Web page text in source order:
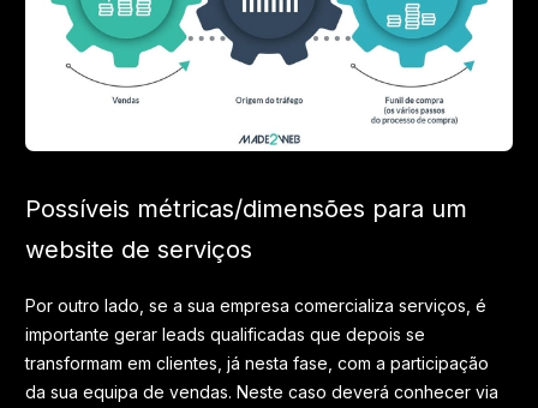
Possíveis métricas/dimensões para um
website de serviços
Por outro lado, se a sua empresa comercializa serviços, é
importante gerar leads qualificadas que depois se
transformam em clientes, já nesta fase, com a participação
da sua equipa de vendas. Neste caso deverá conhecer via